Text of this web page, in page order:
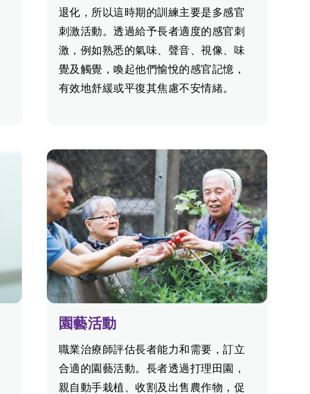
退化，所以這時期的訓練主要是多感官
刺激活動。透過給予長者適度的感官刺
激，例如熟悉的氣味、聲音、視像、味
覺及觸覺，喚起他們愉悅的感官記憶，
有效地舒緩或平復其焦慮不安情緒。
園藝活動
職業治療師評估長者能力和需要，訂立
合適的園藝活動。長者透過打理田園，
親自動手栽植、收割及出售農作物，促